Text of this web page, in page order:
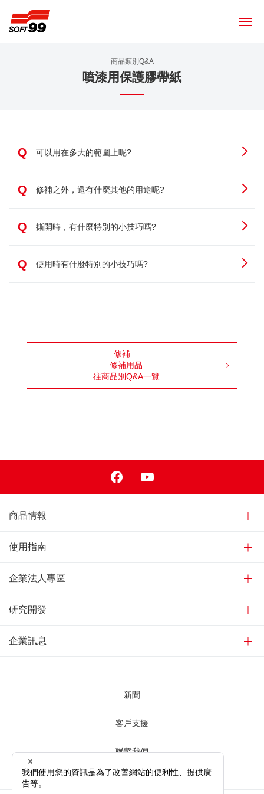
商品類別Q&A
噴漆用保護膠帶紙
Q 可以用在多大的範圍上呢?
Q 修補之外，還有什麼其他的用途呢?
Q 撕開時，有什麼特別的小技巧嗎?
Q 使用時有什麼特別的小技巧嗎?
修補
修補用品
往商品別Q&A一覽
商品情報
使用指南
企業法人專區
研究開發
企業訊息
新聞
客戶支援
聯繫我們